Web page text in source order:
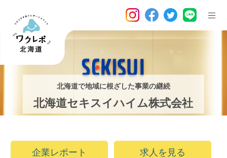
北海道で地域に根ざした事業の継続
北海道セキスイハイム株式会社
企業レポート 求人を見る